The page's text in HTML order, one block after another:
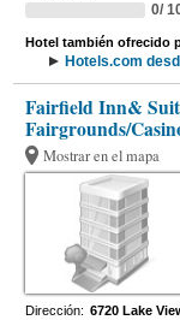
0/
Hotel también ofrecido
Hotels.com
Fairfield Inn&
Fairgrounds/
Mostrar en el mapa
Dirección: 6720 Lake